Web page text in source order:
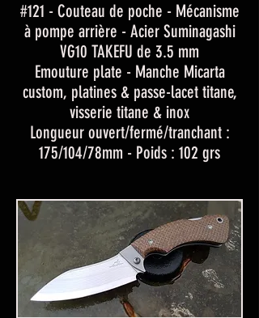
#121 - Couteau de poche - Mécanisme
à pompe arrière - Acier Suminagashi
VG10 TAKEFU de 3.5 mm
Emouture plate - Manche Micarta
custom, platines & passe-lacet titane,
visserie titane & inox
Longueur ouvert/fermé/tranchant :
175/104/78mm - Poids : 102 grs